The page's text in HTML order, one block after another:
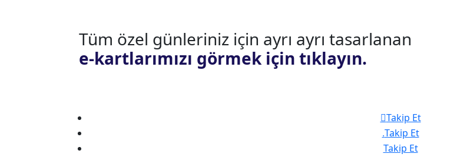
Tüm özel günleriniz için ayrı ayrı tasarlanan
e-kartlarımızı görmek için tıklayın.
Takip Et
Takip Et
Takip Et